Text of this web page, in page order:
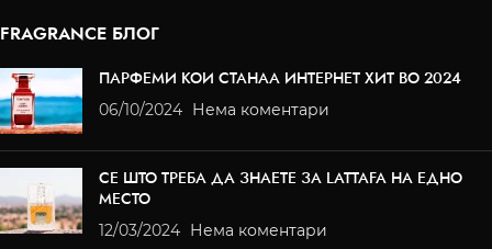
FRAGRANCE БЛОГ
ПАРФЕМИ КОИ СТАНАА ИНТЕРНЕТ ХИТ ВО 2024
06/10/2024 Нема коментари
СЕ ШТО ТРЕБА ДА ЗНАЕТЕ ЗА LATTAFA НА ЕДНО
МЕСТО
12/03/2024 Нема коментари